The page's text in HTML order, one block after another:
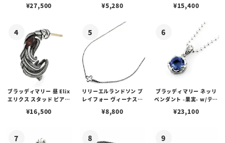
¥27,500 ¥5,280
ブスタークラスプ＆LTロ
¥15,400
ブラッディマリー 昼 Elix
エリクス スタッド ピアス
¥16,500
リリーエルランドソン プ
レイフォー ヴィーナスチ
¥8,800
ブラッディマリー ネッリ
ペンダント -果実- w/ティ
¥23,100